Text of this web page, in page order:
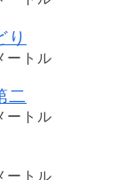
り
ートル
二
ートル
ートル